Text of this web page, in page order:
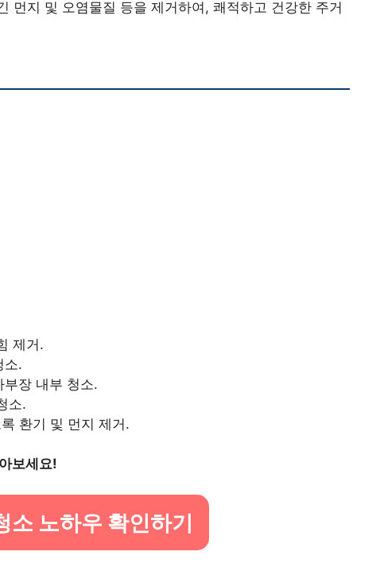
먼지 및 오염물질 등을 제거하여, 쾌적하고 건강한 주거
제거.
소.
장 내부 청소.
소.
환기 및 먼지 제거.
보세요!
소 노하우 확인하기